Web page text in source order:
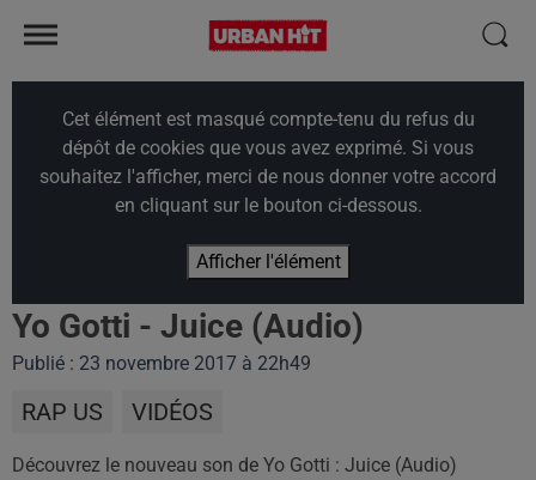
Cet élément est masqué compte-tenu du refus du
dépôt de cookies que vous avez exprimé. Si vous
souhaitez l'afficher, merci de nous donner votre accord
en cliquant sur le bouton ci-dessous.
Afficher l'élément
Yo Gotti - Juice (Audio)
Publié : 23 novembre 2017 à 22h49
RAP US VIDÉOS
Découvrez le nouveau son de Yo Gotti : Juice (Audio)